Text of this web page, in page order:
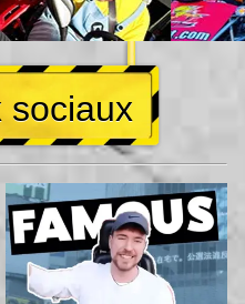
sociaux